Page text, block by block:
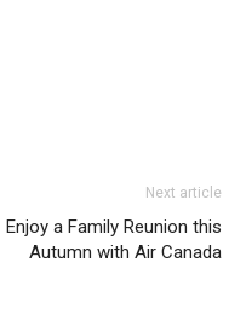
Next article
Enjoy a Family Reunion this
Autumn with Air Canada